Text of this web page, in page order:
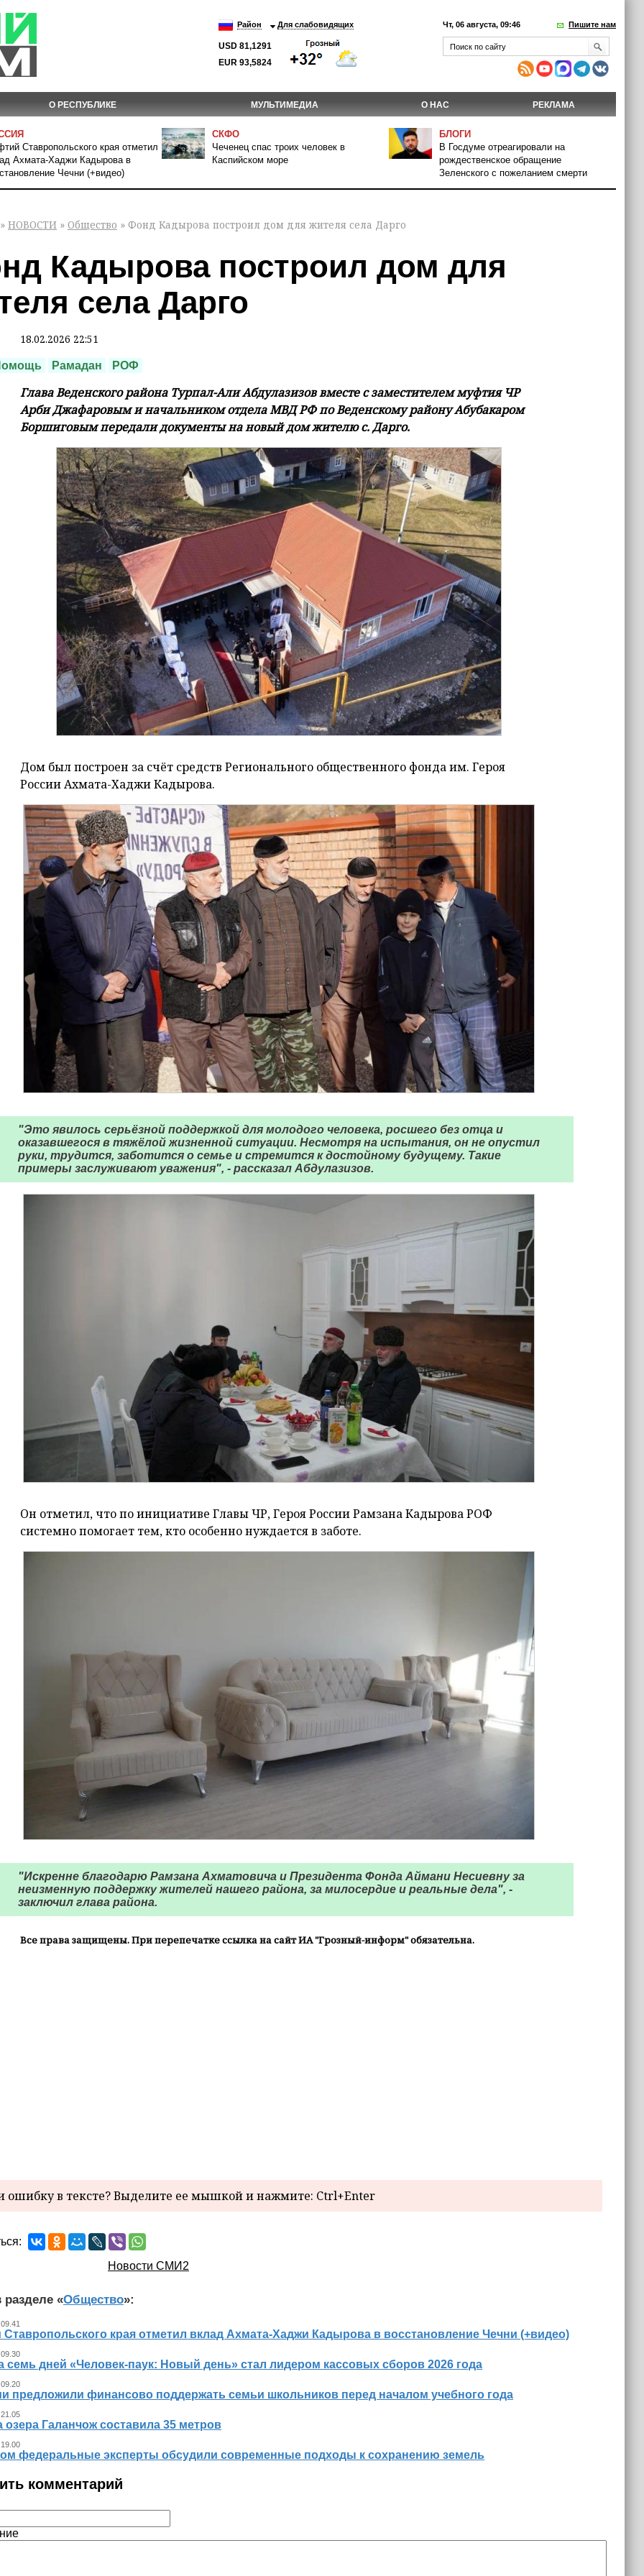
Район Для слабовидящих
USD 81,1291
EUR 93,5824
Чт, 06 августа, 09:46 Пишите нам
О РЕСПУБЛИКЕ МУЛЬТИМЕДИА О НАС РЕКЛАМА
Ставропольского края отметил
Ахмата-Хаджи Кадырова в
Чечни (+видео)
СКФО
Чеченец спас троих человек в
Каспийском море
БЛОГИ
В Госдуме отреагировали на
рождественское обращение
Зеленского с пожеланием смерти
» НОВОСТИ » Общество » Фонд Кадырова построил дом для жителя села Дарго
Кадырова построил дом для
села Дарго
18.02.2026 22:51
Рамадан РОФ
Глава Веденского района Турпал-Али Абдулазизов вместе с заместителем муфтия ЧР
Арби Джафаровым и начальником отдела МВД РФ по Веденскому району Абубакаром
Боршиговым передали документы на новый дом жителю с. Дарго.
Дом был построен за счёт средств Регионального общественного фонда им. Героя
России Ахмата-Хаджи Кадырова.
"Это явилось серьёзной поддержкой для молодого человека, росшего без отца и
оказавшегося в тяжёлой жизненной ситуации. Несмотря на испытания, он не опустил
руки, трудится, заботится о семье и стремится к достойному будущему. Такие
примеры заслуживают уважения", - рассказал Абдулазизов.
Он отметил, что по инициативе Главы ЧР, Героя России Рамзана Кадырова РОФ
системно помогает тем, кто особенно нуждается в заботе.
"Искренне благодарю Рамзана Ахматовича и Президента Фонда Аймани Несиевну за
неизменную поддержку жителей нашего района, за милосердие и реальные дела", -
заключил глава района.
Все права защищены. При перепечатке ссылка на сайт ИА "Грозный-информ" обязательна.
в тексте? Выделите ее мышкой и нажмите: Ctrl+Enter
Новости СМИ2
разделе «Общество»:
края отметил вклад Ахмата-Хаджи Кадырова в восстановление Чечни (+видео)
семь дней «Человек‑паук: Новый день» стал лидером кассовых сборов 2026 года
предложили финансово поддержать семьи школьников перед началом учебного года
озера Галанчож составила 35 метров
федеральные эксперты обсудили современные подходы к сохранению земель
комментарий